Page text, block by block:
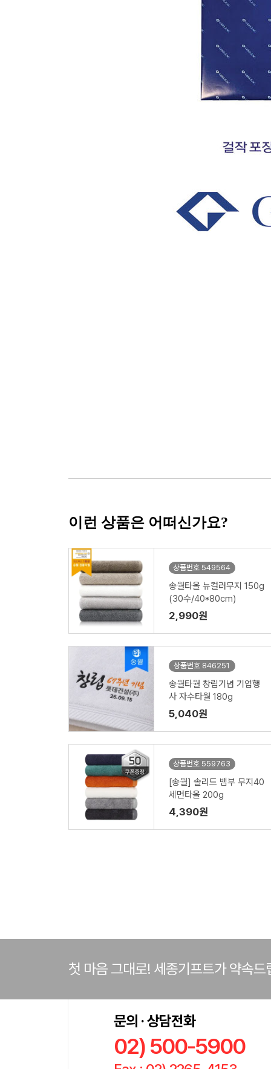
이런 상품은 어떠신가요?
상품번호 549564
송월타올 뉴컬러무지 150g
(30수/40*80cm)
2,990원
상품번호 846251
송월타월 창립기념 기업행
사 자수타월 180g
5,040원
상품번호 559763
[송월] 솔리드 뱀부 무지40
세면타올 200g
4,390원
첫 마음 그대로! 세종기프트가 약속드
문의 · 상담전화
02) 500-5900